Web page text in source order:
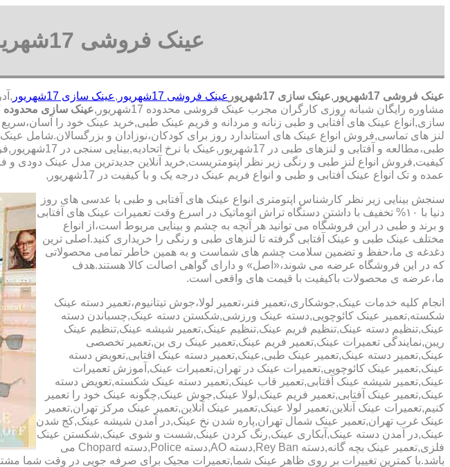
عینک فروشی 17شهریور,عینک سازی 17شهریور
عینک فروشی 17شهریور ,عینک سازی 17شهریور عینک فروشی 17شهریور ,عینک سازی 17شهریور
مشاوره رایگان شبانه روزی کارگران مجرب عینک فروشی محدوده 17شهریور,
عینک سازی محدوده 17شهریور
سازی,انواع عینک های آفتابی و طبی زنانه و مردانه و فریم عینک طبی,خرید عینک خود را
کیفیت,فروش انواع لنز طبی و رنگی زیر نظر اپتومتریست,خرید آنلاین جدیدترین مدل عینک دودی و
عمده و تک انواع عینک آفتابی و طبی و انواع فریم عینک درجه یک و با کیفیت در 17شهریور,
سنجش بینایی زیر نظر کارشناس اپتومتری انواع عینک های آفتابی و طبی با عدسی های روز
دنیا با ۱۰% تخفیف با داشتن دستگاه تراش اتوماتیک در اسرع وقت تعمیرات عینک های آفتابی
و برند و طبی در این فروشگاه می توانید هر آنچه به چشم و بینایی مربوط است،از انواع
مختلف عینک طبی و عینک آفتابی گرفته تا لنزهای طبی و رنگی را خریداری کنید.اصلی ترین
دغدغه ی ما،حفظ و تضمین سلامت چشم های شماست و به همین خاطر تمامی محصولاتی
که در این فروشگاه عرضه می شوند،«اصل» و دارای گواهی اصالت کالا هستند.هدف
ما،عرضه ی محصولات باکیفیت با قیمت های واقعی است.
انجام کلیه خدمات عینک,جوشکاری،تعمیر فنر،تعمیر لولا،جوش تیتانیوم،تعمیر دسته عینک
شکسته,تعمیر عینک کائوچویی,دسته عینک ورزشی,شکستن دسته عینک,چسباندن دسته
عینک,تنظیم دسته عینک,تنظیم فریم عینک,تنظیم عینک,تعمیر شیشه عینک,تنظیم عینک
ریبن,نمایندگی تعمیرات عینک,تعمیر فریم عینک,تعمیر عینک ری بن,تعمیر تخصصی
عینک,تعمیر دسته عینک,تعمیر عینک طبی,عینک,تعمیر دسته عینک افتابی,تعویض دسته
عینک,تعمیر عینک کائوچویی,تعمیرات عینک در تهران,تعمیرات عینک,آموزش تعمیرات
عینک,تعمیر شیشه عینک آفتابی,تعمیر قاب عینک,تعمیر دسته عینک شکسته,تعویض دسته
عینک,تعمیر عینک آفتابی,تعمیر فریم عینک,لولا عینک,جوش عینک,چگونه عینک خود را تعمیر
کنیم,تعمیرات عینک آنلاین,تعمیر لولا عینک,تعمیر عینک آنلاین,تعمیر عینک مرکز تهران,تعمیر
عینک غرب تهران,تعمیر عینک شمال تهران,پاره شدن نخ عینک,در آمدن شیشه عینک,کج شدن
عینک,در آمدن دسته عینک,آبکاری عینک,رنگ کردن عینک,شست و شوی عینک,شکستن عینک
فلزی,تعمیر عینک بچه گانه,دسته Rey Ban,دسته AO,دسته Police,دسته Chopard می
باشد.با کمترین تغییرات بر روی ظاهر عینک شما,تعمیرات مجیک برای صرفه جویی در وقت شما